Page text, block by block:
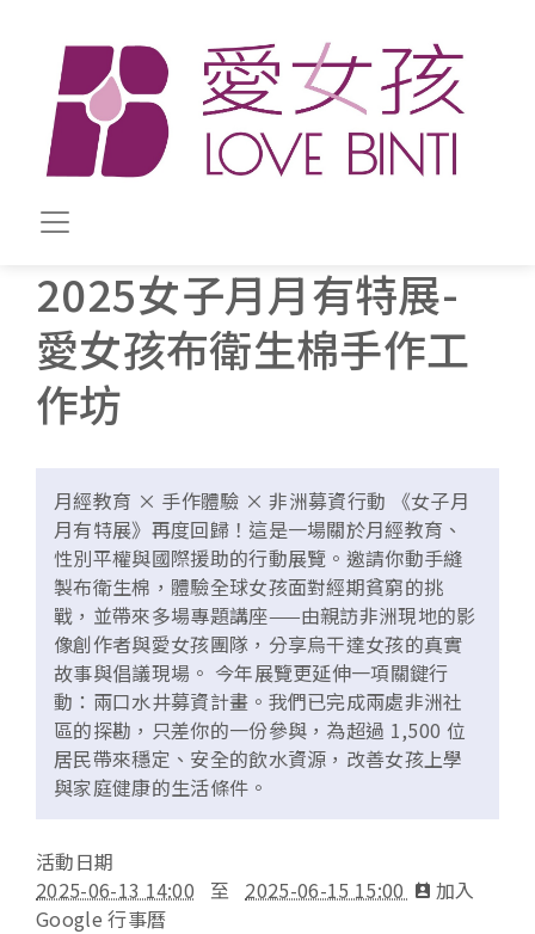
2025女子月月有特展-
愛女孩布衛生棉手作工
作坊
月經教育 × 手作體驗 × 非洲募資行動 《女子月
月有特展》再度回歸！這是一場關於月經教育、
性別平權與國際援助的行動展覽。邀請你動手縫
製布衛生棉，體驗全球女孩面對經期貧窮的挑
戰，並帶來多場專題講座——由親訪非洲現地的影
像創作者與愛女孩團隊，分享烏干達女孩的真實
故事與倡議現場。 今年展覽更延伸一項關鍵行
動：兩口水井募資計畫。我們已完成兩處非洲社
區的探勘，只差你的一份參與，為超過 1,500 位
居民帶來穩定、安全的飲水資源，改善女孩上學
與家庭健康的生活條件。
活動日期
2025-06-13 14:00 至 2025-06-15 15:00
加入
Google 行事曆